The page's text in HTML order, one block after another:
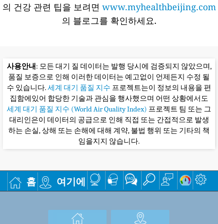
의 건강 관련 팁을 보려면 www.myhealthbeijing.com
의 블로그를 확인하세요.
사용안내: 모든 대기 질 데이터는 발행 당시에 검증되지 않았으며,
품질 보증으로 인해 이러한 데이터는 예고없이 언제든지 수정 될
수 있습니다.세계 대기 품질 지수 프로젝트는이 정보의 내용을 편
집함에있어 합당한 기술과 관심을 행사했으며 어떤 상황에서도
세계 대기 품질 지수 (World Air Quality Index) 프로젝트 팀 또는 그
대리인은이 데이터의 공급으로 인해 직접 또는 간접적으로 발생
하는 손실, 상해 또는 손해에 대해 계약, 불법 행위 또는 기타의 책
임을지지 않습니다.
홈 여기에